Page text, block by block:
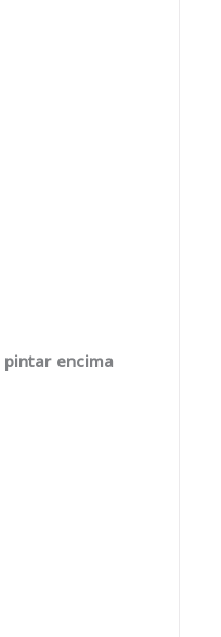
pintar encima